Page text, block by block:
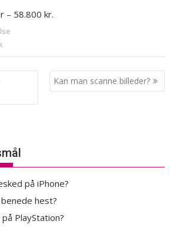
– 58.800 kr.
Kan man scanne billeder?
på iPhone?
hest?
PlayStation?